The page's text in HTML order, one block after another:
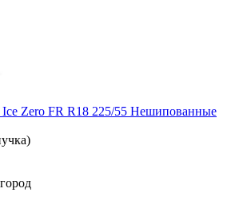
Zero FR R18 225/55 Нешипованные